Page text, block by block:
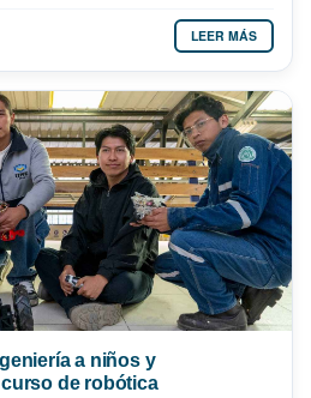
LEER MÁS
a niños y
de robótica